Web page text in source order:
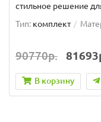
стильное решение
Тип: комплект
90770р.
В корзину